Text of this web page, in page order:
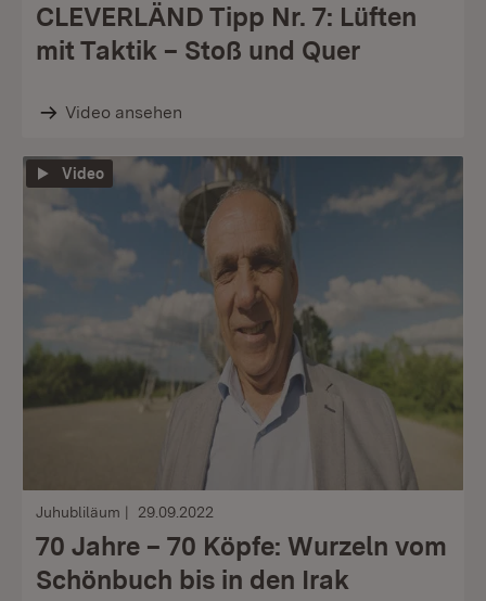
CLEVERLÄND Tipp Nr. 7: Lüften
mit Taktik – Stoß und Quer
Video ansehen
Video
Juhubliläum 29.09.2022
70 Jahre – 70 Köpfe: Wurzeln vom
Schönbuch bis in den Irak